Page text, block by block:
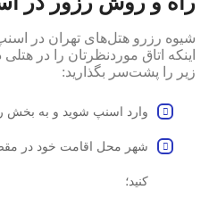
شیوه رزرو هتل‌های تهران در
اینکه اتاق موردنظرتان را در
زیر را پشت‌سر بگذارید:
وارد اسنپ شوید و به بخش
شهر محل اقامت خود در
کنید؛